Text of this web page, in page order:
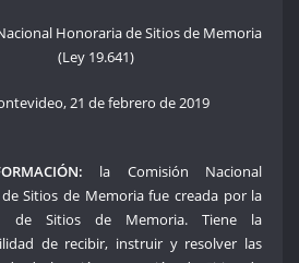
Honoraria de Sitios de Memoria
(Ley 19.641)
21 de febrero de 2019
la Comisión Nacional
Sitios de Memoria fue creada por la
de Sitios de Memoria. Tiene la
de recibir, instruir y resolver las